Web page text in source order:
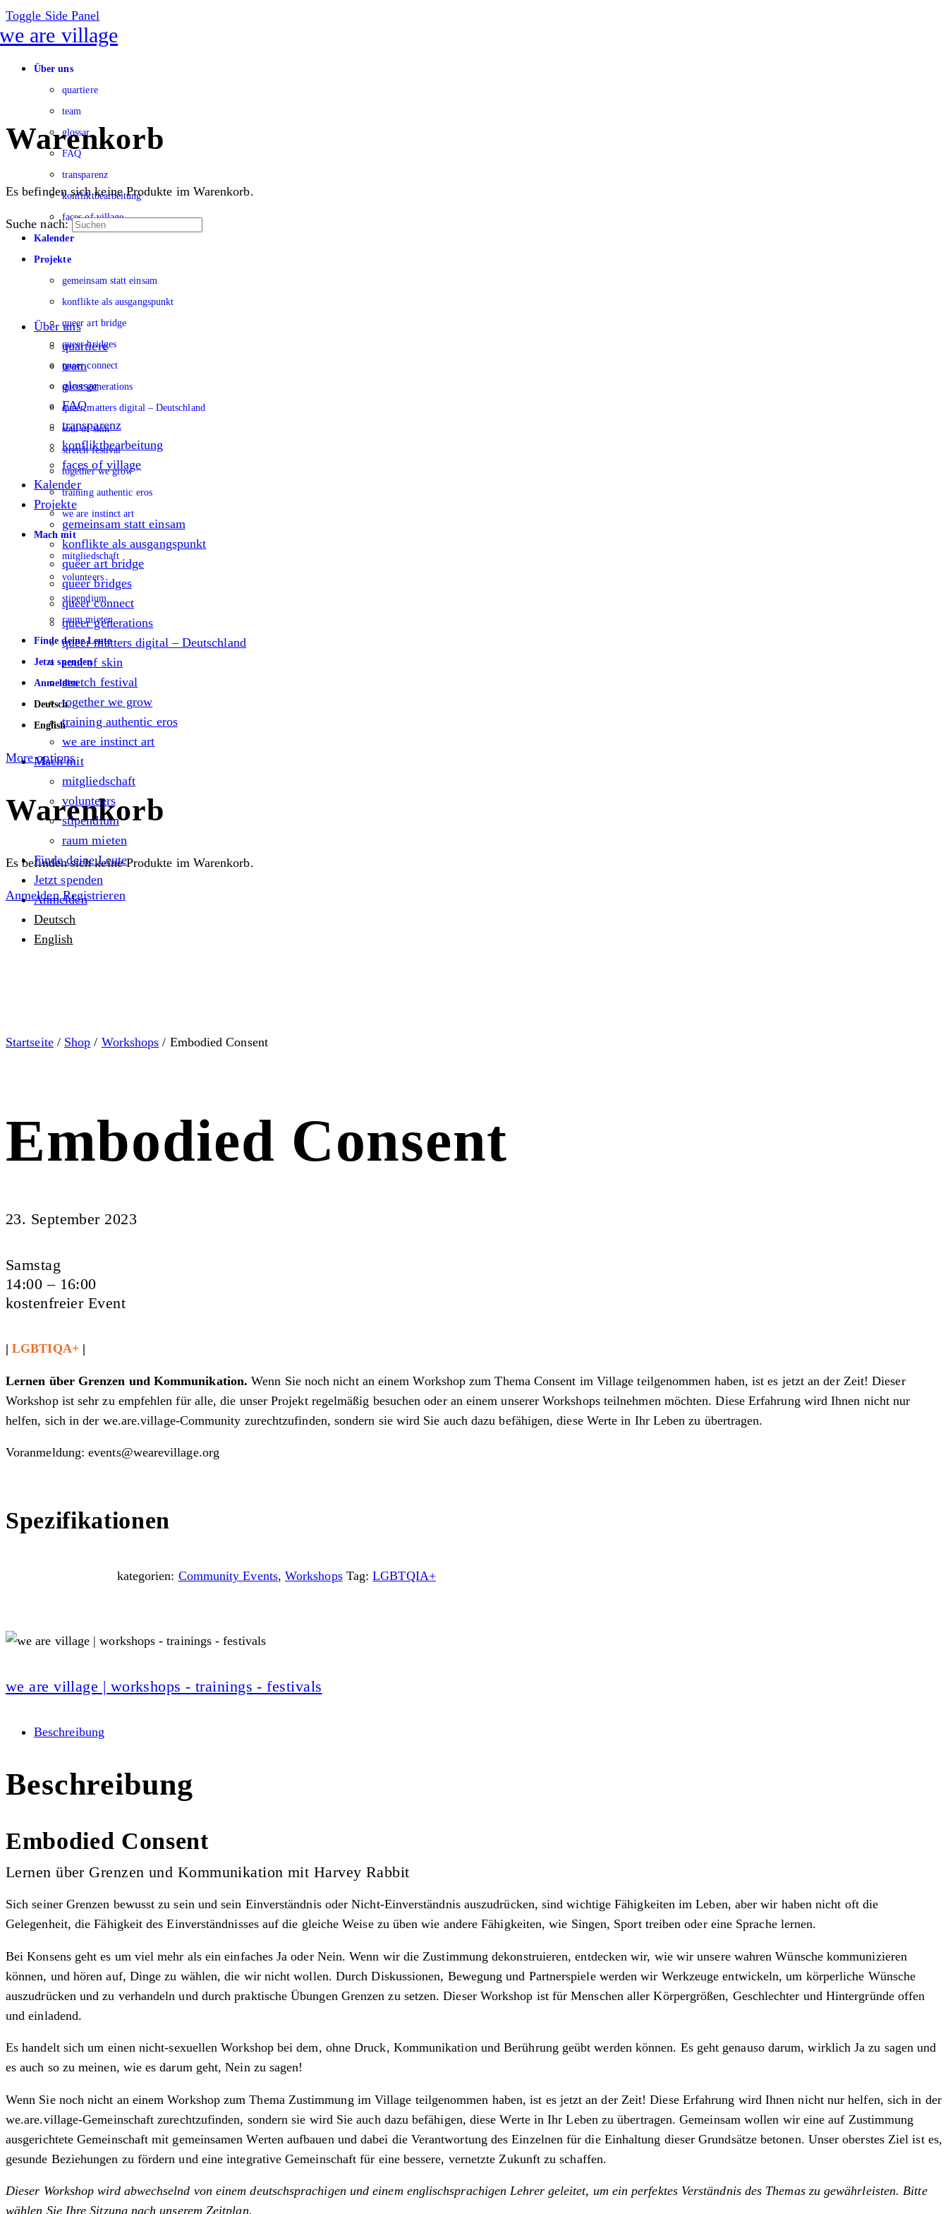
Toggle Side Panel
Über uns
quartiere
team
glossar
FAQ
transparenz
konfliktbearbeitung
faces of village
Kalender
Projekte
gemeinsam statt einsam
konflikte als ausgangspunkt
queer art bridge
queer bridges
queer connect
queer generations
queer matters digital – Deutschland
soul of skin
stretch festival
together we grow
training authentic eros
we are instinct art
Mach mit
mitgliedschaft
volunteers
stipendium
raum mieten
Finde deine Leute
Jetzt spenden
Anmelden
Deutsch
English
More options
Warenkorb
Es befinden sich keine Produkte im Warenkorb.
Anmelden Registrieren
Warenkorb
Es befinden sich keine Produkte im Warenkorb.
Suche nach:
Über uns
quartiere
team
glossar
FAQ
transparenz
konfliktbearbeitung
faces of village
Kalender
Projekte
gemeinsam statt einsam
konflikte als ausgangspunkt
queer art bridge
queer bridges
queer connect
queer generations
queer matters digital – Deutschland
soul of skin
stretch festival
together we grow
training authentic eros
we are instinct art
Mach mit
mitgliedschaft
volunteers
stipendium
raum mieten
Finde deine Leute
Jetzt spenden
Anmelden
Deutsch
English
Startseite/ Shop / Workshops / Embodied Consent
Embodied Consent
23. September 2023
Samstag
14:00 – 16:00
kostenfreier Event
|LGBTIQA+|
Lernen über Grenzen und Kommunikation.Wenn Sie noch nicht an einem Workshop zum Thema Consent im Village teilgenommen haben, ist es jetzt an der Zeit! Dieser
Workshop ist sehr zu empfehlen für alle, die unser Projekt regelmäßig besuchen oder an einem unserer Workshops teilnehmen möchten. Diese Erfahrung wird Ihnen nicht nur
helfen, sich in der we.are.village-Community zurechtzufinden, sondern sie wird Sie auch dazu befähigen, diese Werte in Ihr Leben zu übertragen.
Voranmeldung: events@wearevillage.org
Spezifikationen
kategorien: Community Events, Workshops Tag: LGBTQIA+
we are village | workshops - trainings - festivals
Beschreibung
Beschreibung
Embodied Consent
Lernen über Grenzen und Kommunikation mit Harvey Rabbit
Sich seiner Grenzen bewusst zu sein und sein Einverständnis oder Nicht-Einverständnis auszudrücken, sind wichtige Fähigkeiten im Leben, aber wir haben nicht oft die
Gelegenheit, die Fähigkeit des Einverständnisses auf die gleiche Weise zu üben wie andere Fähigkeiten, wie Singen, Sport treiben oder eine Sprache lernen.
Bei Konsens geht es um viel mehr als ein einfaches Ja oder Nein. Wenn wir die Zustimmung dekonstruieren, entdecken wir, wie wir unsere wahren Wünsche kommunizieren
können, und hören auf, Dinge zu wählen, die wir nicht wollen. Durch Diskussionen, Bewegung und Partnerspiele werden wir Werkzeuge entwickeln, um körperliche Wünsche
auszudrücken und zu verhandeln und durch praktische Übungen Grenzen zu setzen. Dieser Workshop ist für Menschen aller Körpergrößen, Geschlechter und Hintergründe offen
und einladend.
Es handelt sich um einen nicht-sexuellen Workshop bei dem, ohne Druck, Kommunikation und Berührung geübt werden können. Es geht genauso darum, wirklich Ja zu sagen und
es auch so zu meinen, wie es darum geht, Nein zu sagen!
Wenn Sie noch nicht an einem Workshop zum Thema Zustimmung im Village teilgenommen haben, ist es jetzt an der Zeit! Diese Erfahrung wird Ihnen nicht nur helfen, sich in der
we.are.village-Gemeinschaft zurechtzufinden, sondern sie wird Sie auch dazu befähigen, diese Werte in Ihr Leben zu übertragen. Gemeinsam wollen wir eine auf Zustimmung
ausgerichtete Gemeinschaft mit gemeinsamen Werten aufbauen und dabei die Verantwortung des Einzelnen für die Einhaltung dieser Grundsätze betonen. Unser oberstes Ziel ist es,
gesunde Beziehungen zu fördern und eine integrative Gemeinschaft für eine bessere, vernetzte Zukunft zu schaffen.
Dieser Workshop wird abwechselnd von einem deutschsprachigen und einem englischsprachigen Lehrer geleitet, um ein perfektes Verständnis des Themas zu gewährleisten. Bitte
wählen Sie Ihre Sitzung nach unserem Zeitplan.